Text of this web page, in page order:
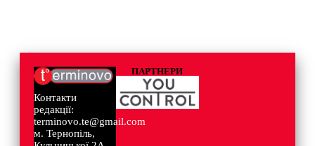
Контакти
редакції:
terminovo.te@gmail.com
м. Тернопіль,
ПАРТНЕРИ